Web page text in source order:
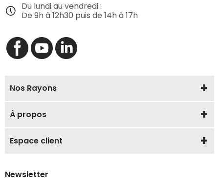
Du lundi au vendredi :
De 9h à 12h30 puis de 14h à 17h
Nos Rayons
À propos
Espace client
Newsletter